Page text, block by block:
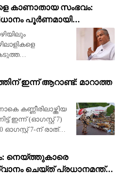
കാണാതായ സംഭവം:
പൂർണമായി
വിമർശനവുമായി ഫാ. യൂജിൻ
വികാരി ജനറല്‍
ഇന്ന് ആറാണ്ട്: മാറാത്ത
കണ്ണീരിലാഴ്ത്തിയ
ഇന്ന് (ഓഗസ്റ്റ് 7)
7-ന് രാത്രി
എത്തിയ എയർ
നെയ്ത്തുകാരെ
ചെയ്ത് പ്രധാനമന്ത്രി